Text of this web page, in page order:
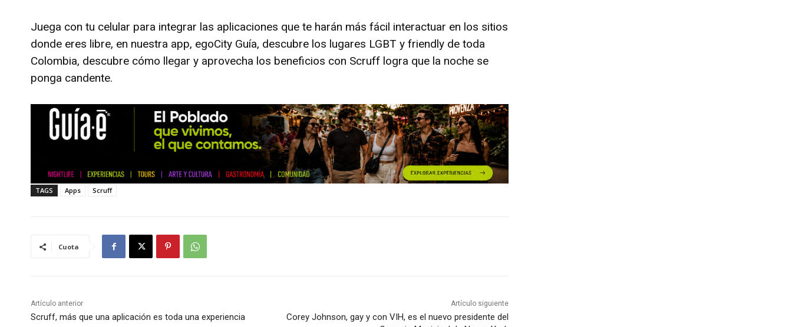
Juega con tu celular para integrar las aplicaciones que te harán más fácil interactuar en los sitios
donde eres libre, en nuestra app, egoCity Guía, descubre los lugares LGBT y friendly de toda
Colombia, descubre cómo llegar y aprovecha los beneficios con Scruff logra que la noche se
ponga candente.
TAGS Apps Scruff
Cuota
Artículo anterior
Scruff, más que una aplicación es toda una experiencia
Artículo siguiente
Corey Johnson, gay y con VIH, es el nuevo presidente del